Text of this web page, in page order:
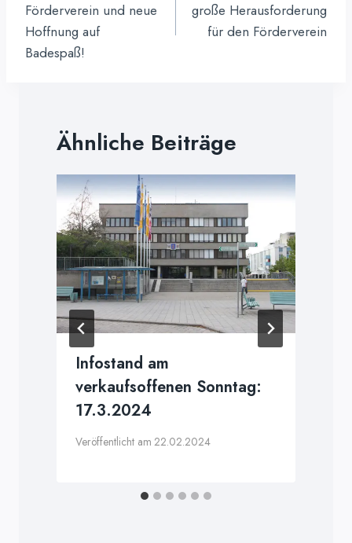
Förderverein und neue
Hoffnung auf
Badespaß!
große Herausforderung
für den Förderverein
Ähnliche Beiträge
Infostand am
verkaufsoffenen Sonntag:
17.3.2024
Veröffentlicht am 22.02.2024